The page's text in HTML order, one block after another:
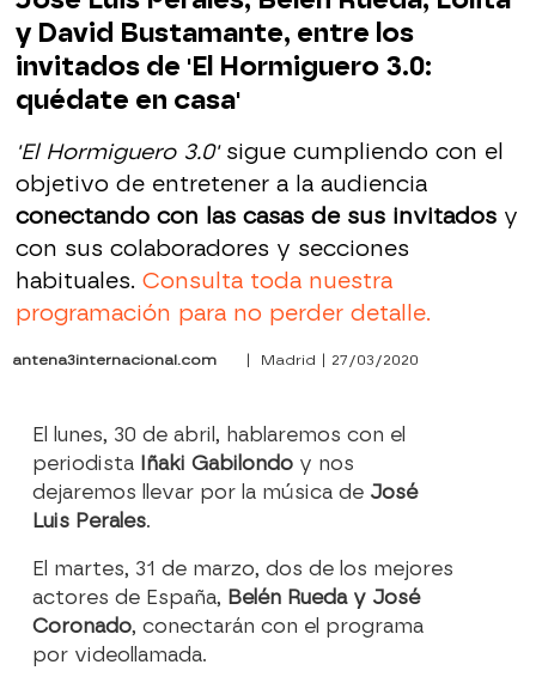
y David Bustamante, entre los
invitados de 'El Hormiguero 3.0:
quédate en casa'
'El Hormiguero 3.0'sigue cumpliendo con el
objetivo de entretener a la audiencia
conectando con las casas de sus invitadosy
con sus colaboradores y secciones
habituales. Consulta toda nuestra
programación para no perder detalle.
antena3internacional.com | Madrid | 27/03/2020
El lunes, 30 de abril, hablaremos con el
periodista Iñaki Gabilondo y nos
dejaremos llevar por la música de José
Luis Perales.
El martes, 31 de marzo, dos de los mejores
actores de España, Belén Rueda y José
Coronado, conectarán con el programa
por videollamada.